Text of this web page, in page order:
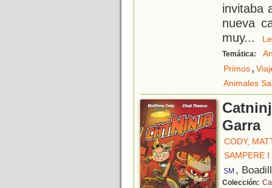
invitaba
nueva
muy...
Temática:
Primos,
Animales
Garra
CODY,
SAMPERE
SM ,
Colección: